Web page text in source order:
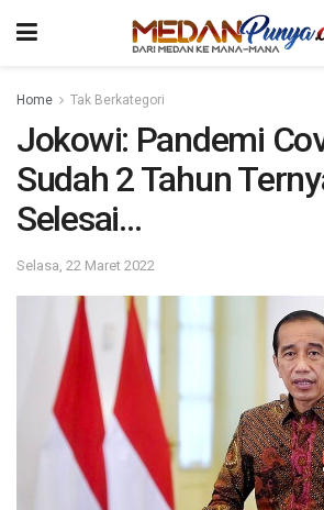
Home Tak Berkategori
Jokowi: Pandemi
Sudah 2 Tahun
Selesai…
Selasa, 22 Maret 2022